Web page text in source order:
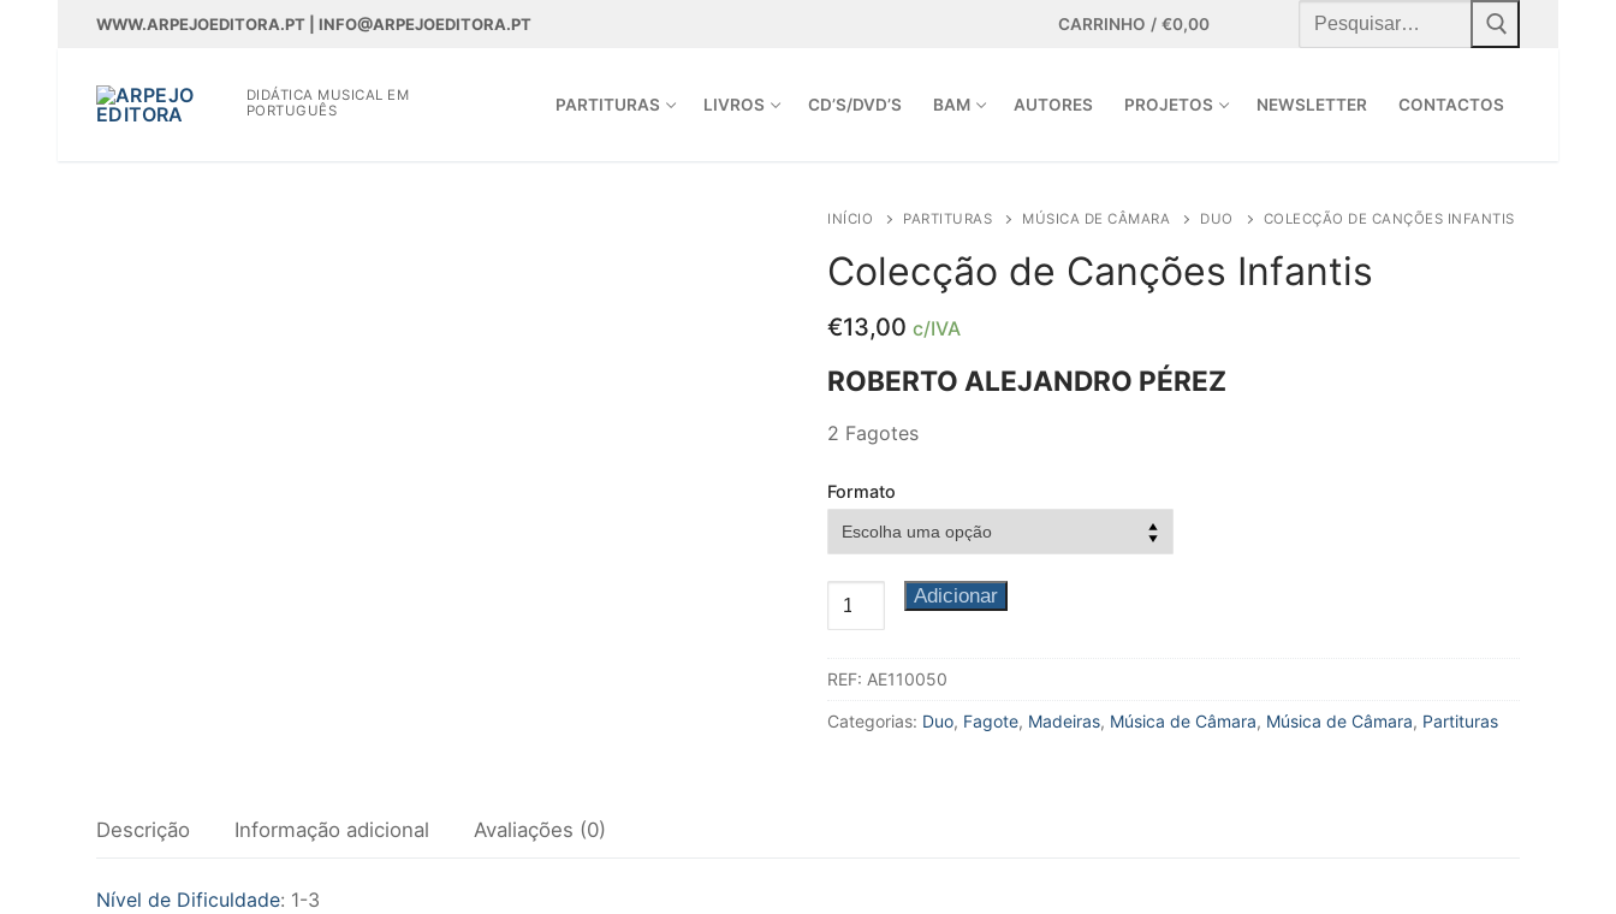
SaltarWWW.ARPEJOEDITORA.PT | INFO@ARPEJOEDITORA.PT CARRINHO / €0,00 por:
DIDÁTICA MUSICAL EM
PORTUGUÊS
PARTITURAS LIVROS CD’S/DVD’S BAM AUTORES PROJETOS NEWSLETTER CONTACTOS
Trompa
INÍCIO PARTITURAS MÚSICA DE CÂMARA DUO COLECÇÃO DE CANÇÕES INFANTIS
Colecção de Canções Infantis
€13,00 c/IVA
ROBERTO ALEJANDRO PÉREZ
2 Fagotes
Formato
Quantidade
de
de
Canções
Adicionar
REF: AE110050
Categorias: Duo, Fagote, Madeiras, Música de Câmara, Música de Câmara, Partituras
Descrição Informação adicional Avaliações (0)
Nível de Dificuldade: 1-3